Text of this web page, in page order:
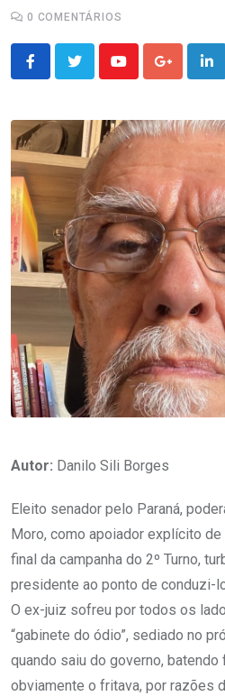
0 COMENTÁRIOS
YoutubeGoogle+
Autor: Danilo Sili Borges
Eleito senador pelo Paraná,
Moro, como apoiador explícito
final da campanha do 2º Turno,
presidente ao ponto de conduzi-
O ex-juiz sofreu por todos os
“gabinete do ódio”, sediado no
quando saiu do governo,
obviamente o fritava, por razões